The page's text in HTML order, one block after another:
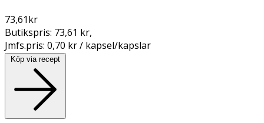
73,61kr
Butikspris: 73,61 kr,
Jmfs.pris: 0,70 kr / kapsel/kapslar
Köp via recept